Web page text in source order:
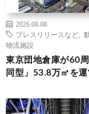
2026.08.08
プレスリリースなど
物流施設
東京団地倉庫が60
同型」53.8万㎡を